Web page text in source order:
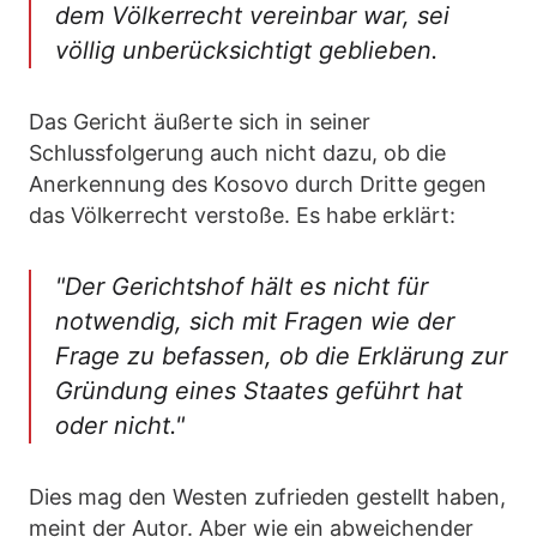
dem Völkerrecht vereinbar war, sei
völlig unberücksichtigt geblieben.
Das Gericht äußerte sich in seiner
Schlussfolgerung auch nicht dazu, ob die
Anerkennung des Kosovo durch Dritte gegen
das Völkerrecht verstoße. Es habe erklärt:
"Der Gerichtshof hält es nicht für
notwendig, sich mit Fragen wie der
Frage zu befassen, ob die Erklärung zur
Gründung eines Staates geführt hat
oder nicht."
Dies mag den Westen zufrieden gestellt haben,
meint der Autor. Aber wie ein abweichender